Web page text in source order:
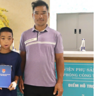
Podcast